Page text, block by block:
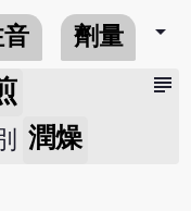
劑量 arrow_drop_down
subject
潤燥